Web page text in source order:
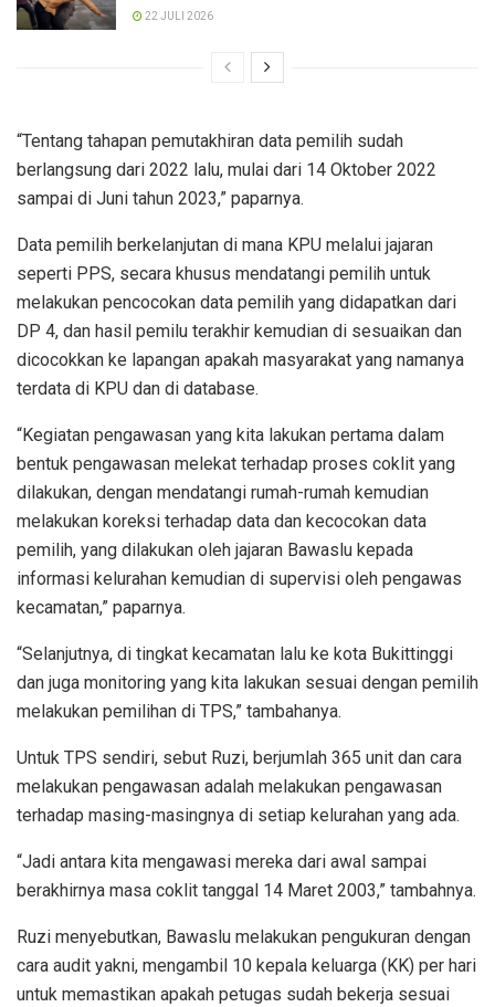
22 JULI 2026
“Tentang tahapan pemutakhiran data pemilih sudah
berlangsung dari 2022 lalu, mulai dari 14 Oktober 2022
sampai di Juni tahun 2023,” paparnya.
Data pemilih berkelanjutan di mana KPU melalui jajaran
seperti PPS, secara khusus mendatangi pemilih untuk
melakukan pencocokan data pemilih yang didapatkan dari
DP 4, dan hasil pemilu terakhir kemudian di sesuaikan dan
dicocokkan ke lapangan apakah masyarakat yang namanya
terdata di KPU dan di database.
“Kegiatan pengawasan yang kita lakukan pertama dalam
bentuk pengawasan melekat terhadap proses coklit yang
dilakukan, dengan mendatangi rumah-rumah kemudian
melakukan koreksi terhadap data dan kecocokan data
pemilih, yang dilakukan oleh jajaran Bawaslu kepada
informasi kelurahan kemudian di supervisi oleh pengawas
kecamatan,” paparnya.
“Selanjutnya, di tingkat kecamatan lalu ke kota Bukittinggi
dan juga monitoring yang kita lakukan sesuai dengan pemilih
melakukan pemilihan di TPS,” tambahanya.
Untuk TPS sendiri, sebut Ruzi, berjumlah 365 unit dan cara
melakukan pengawasan adalah melakukan pengawasan
terhadap masing-masingnya di setiap kelurahan yang ada.
“Jadi antara kita mengawasi mereka dari awal sampai
berakhirnya masa coklit tanggal 14 Maret 2003,” tambahnya.
Ruzi menyebutkan, Bawaslu melakukan pengukuran dengan
cara audit yakni, mengambil 10 kepala keluarga (KK) per hari
untuk memastikan apakah petugas sudah bekerja sesuai